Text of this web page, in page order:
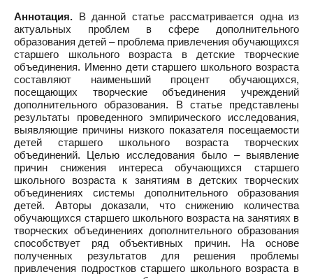
Аннотация. В данной статье рассматривается одна из
актуальных проблем в сфере дополнительного
образования детей – проблема привлечения обучающихся
старшего школьного возраста в детские творческие
объединения. Именно дети старшего школьного возраста
составляют наименьший процент обучающихся,
посещающих творческие объединения учреждений
дополнительного образования. В статье представлены
результаты проведенного эмпирического исследования,
выявляющие причины низкого показателя посещаемости
детей старшего школьного возраста творческих
объединений. Целью исследования было – выявление
причин снижения интереса обучающихся старшего
школьного возраста к занятиям в детских творческих
объединениях системы дополнительного образования
детей. Авторы доказали, что снижению количества
обучающихся старшего школьного возраста на занятиях в
творческих объединениях дополнительного образования
способствует ряд объективных причин. На основе
полученных результатов для решения проблемы
привлечения подростков старшего школьного возраста в